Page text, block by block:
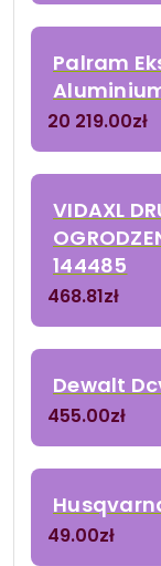
Palram
20 219.00zł
VIDAXL
144485
468.81zł
Dewalt
455.00zł
49.00zł